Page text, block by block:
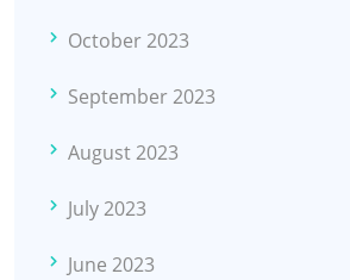
October 2023
September 2023
August 2023
July 2023
June 2023